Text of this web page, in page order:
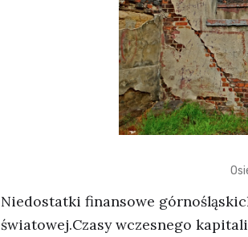
Niedostatki finansowe
światowej.Czasy wczesnego